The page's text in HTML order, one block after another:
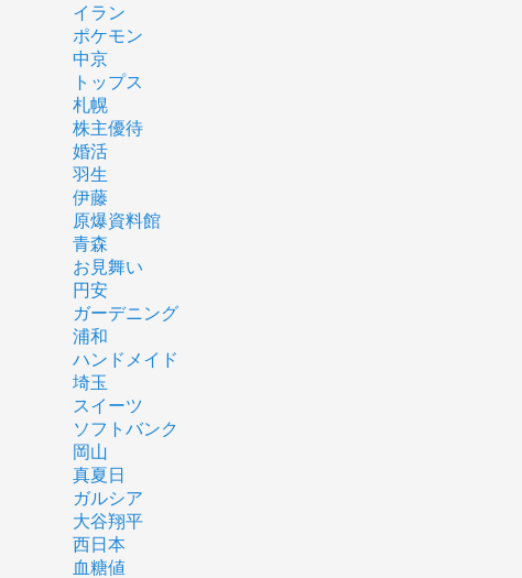
イラン
ポケモン
中京
トップス
札幌
株主優待
婚活
羽生
伊藤
原爆資料館
青森
お見舞い
円安
ガーデニング
浦和
ハンドメイド
埼玉
スイーツ
ソフトバンク
岡山
真夏日
ガルシア
大谷翔平
西日本
血糖値